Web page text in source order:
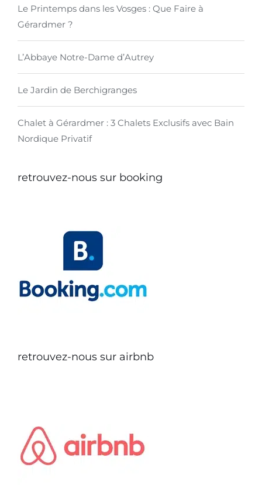
Le Printemps dans les Vosges : Que Faire à
Gérardmer ?
L’Abbaye Notre-Dame d’Autrey
Le Jardin de Berchigranges
Chalet à Gérardmer : 3 Chalets Exclusifs avec Bain
Nordique Privatif
retrouvez-nous sur booking
retrouvez-nous sur airbnb